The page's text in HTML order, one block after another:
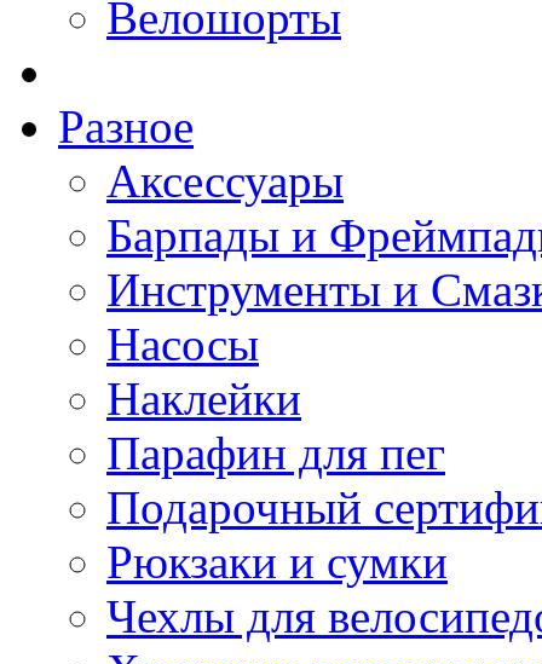
Велошорты
Разное
Аксессуары
Барпады и
Инструменты и
Насосы
Наклейки
Парафин для пег
Подарочный
Рюкзаки и сумки
Чехлы для